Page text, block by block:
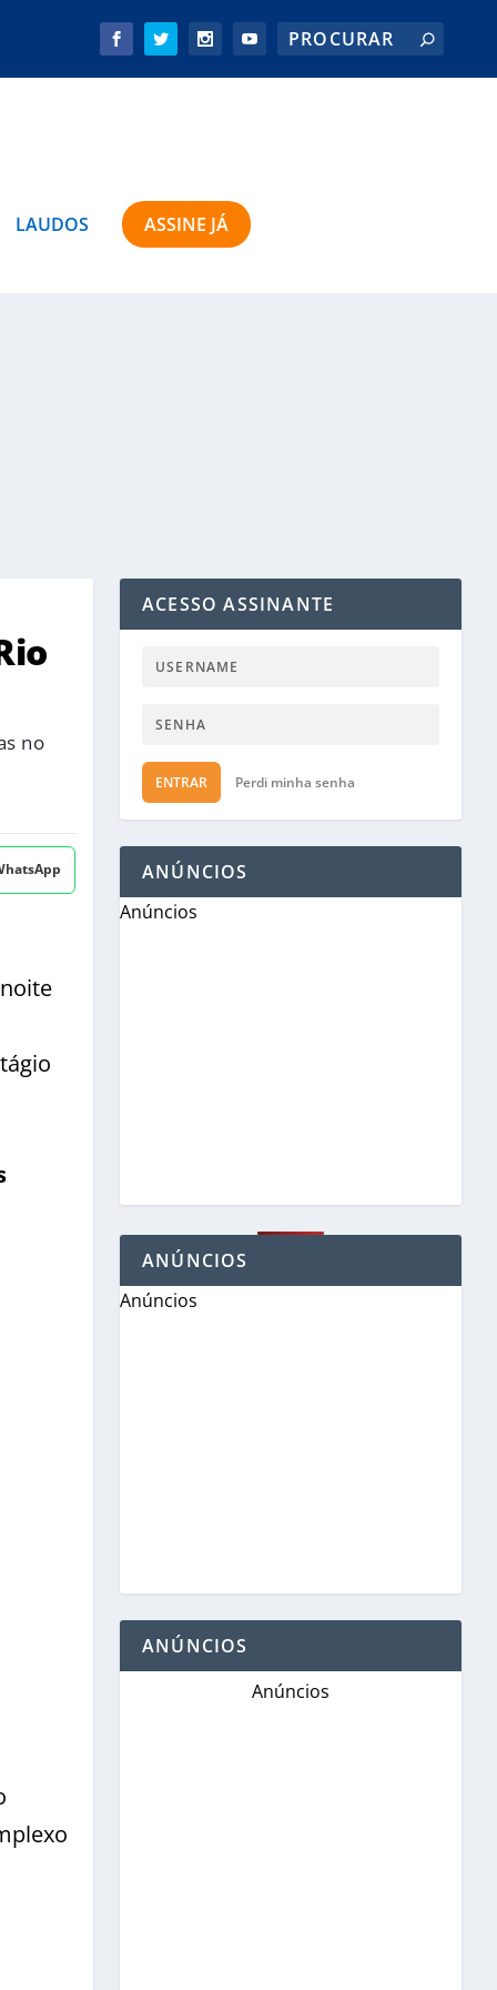
LAUDOS ASSINE JÁ
no
ACESSO ASSINANTE
ENTRAR Perdi minha senha
ANÚNCIOS
Anúncios
ANÚNCIOS
Anúncios
ANÚNCIOS
Anúncios